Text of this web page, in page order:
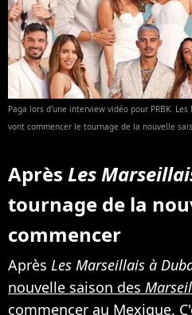
Paga lors d'une interview vidéo pour PRBK.
vont commencer le tournage de la nouvelle
Après Les
tournage de la
commencer
Après Les Marseillais à
nouvelle saison des
commencer au Mexique.